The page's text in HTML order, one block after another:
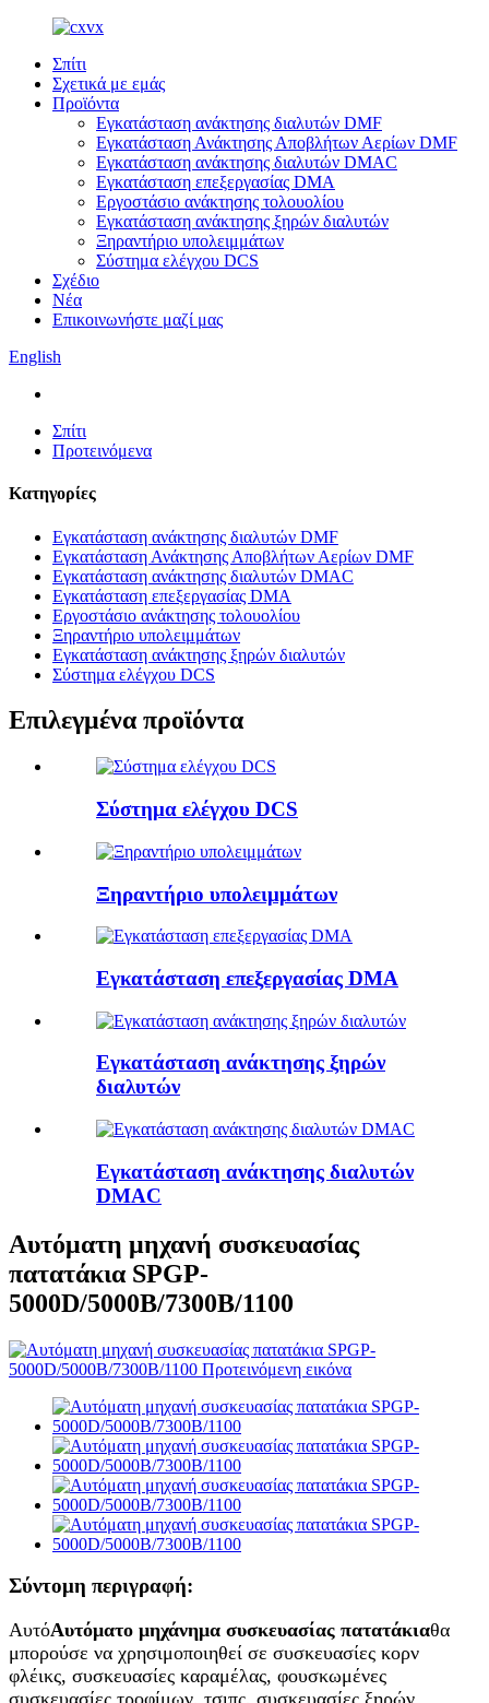
Σπίτι
Σχετικά με εμάς
Προϊόντα
Εγκατάσταση ανάκτησης διαλυτών DMF
Εγκατάσταση Ανάκτησης Αποβλήτων Αερίων DMF
Εγκατάσταση ανάκτησης διαλυτών DMAC
Εγκατάσταση επεξεργασίας DMA
Εργοστάσιο ανάκτησης τολουολίου
Εγκατάσταση ανάκτησης ξηρών διαλυτών
Ξηραντήριο υπολειμμάτων
Σύστημα ελέγχου DCS
Σχέδιο
Νέα
Επικοινωνήστε μαζί μας
English
Σπίτι
Προτεινόμενα
Κατηγορίες
Εγκατάσταση ανάκτησης διαλυτών DMF
Εγκατάσταση Ανάκτησης Αποβλήτων Αερίων DMF
Εγκατάσταση ανάκτησης διαλυτών DMAC
Εγκατάσταση επεξεργασίας DMA
Εργοστάσιο ανάκτησης τολουολίου
Ξηραντήριο υπολειμμάτων
Εγκατάσταση ανάκτησης ξηρών διαλυτών
Σύστημα ελέγχου DCS
Επιλεγμένα προϊόντα
Σύστημα ελέγχου DCS
Ξηραντήριο υπολειμμάτων
Εγκατάσταση επεξεργασίας DMA
Εγκατάσταση ανάκτησης ξηρών
διαλυτών
Εγκατάσταση ανάκτησης διαλυτών
DMAC
Αυτόματη μηχανή συσκευασίας
πατατάκια SPGP-
5000D/5000B/7300B/1100
Σύντομη περιγραφή:
ΑυτόΑυτόματο μηχάνημα συσκευασίας πατατάκιαθα
μπορούσε να χρησιμοποιηθεί σε συσκευασίες κορν
φλέικς, συσκευασίες καραμέλας, φουσκωμένες